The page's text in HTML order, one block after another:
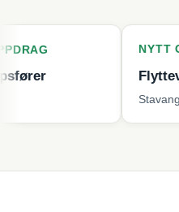
NYTT
Flyttevask